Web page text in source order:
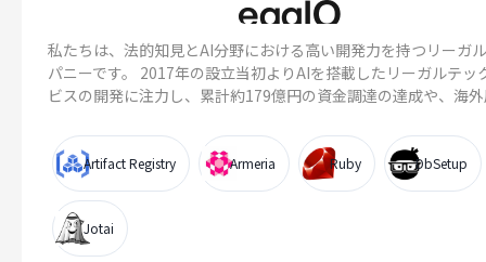
私たちは、法的知見とAI分野における高い開発力を持つリーガ
パニーです。 2017年の設立当初よりAIを搭載したリーガルテッ
ビスの開発に注力し、累計約179億円の資金調達の達成や、海外
Artifact Registry Armeria Ruby DbSetup
Jotai